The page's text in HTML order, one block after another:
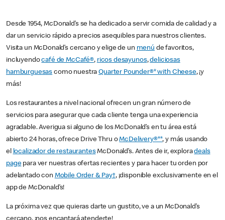
Desde 1954, McDonald’s se ha dedicado a servir comida de calidad y a
dar un servicio rápido a precios asequibles para nuestros clientes.
Visita un McDonald’s cercano y elige de un menú de favoritos,
incluyendocafé de McCafé®, ricos desayunos,deliciosas
hamburguesas como nuestraQuarter Pounder®* with Cheese, ¡y
más!
Los restaurantes a nivel nacional ofrecen un gran número de
servicios para asegurar que cada cliente tenga una experiencia
agradable. Averigua si alguno de los McDonald’s en tu área está
abierto 24 horas, ofrece Drive Thru oMcDelivery®**, y más usando
el localizador de restaurantesMcDonald’s. Antes de ir, exploradeals
pagepara ver nuestras ofertas recientes y para hacer tu orden por
adelantado con Mobile Order & Pay†, ¡disponible exclusivamente en el
app de McDonald’s!
La próxima vez que quieras darte un gustito, ve a un McDonald’s